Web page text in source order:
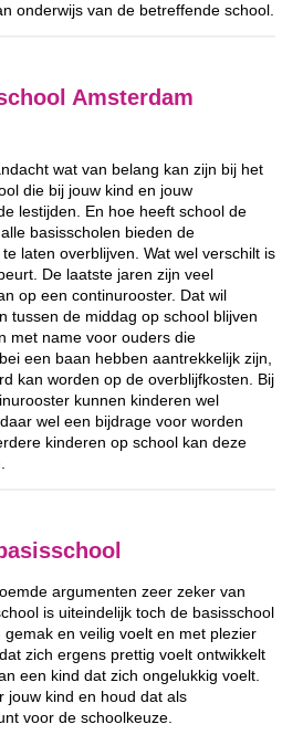
onderwijs van de betreffende school.
Amsterdam
wat van belang kan zijn bij het
die bij jouw kind en jouw
lestijden. En hoe heeft school de
basisscholen bieden de
laten overblijven. Wat wel verschilt is
De laatste jaren zijn veel
op een continurooster. Dat wil
tussen de middag op school blijven
met name voor ouders die
een baan hebben aantrekkelijk zijn,
kan worden op de overblijfkosten. Bij
kunnen kinderen wel
wel een bijdrage voor worden
kinderen op school kan deze
argumenten zeer zeker van
is uiteindelijk toch de basisschool
en veilig voelt en met plezier
zich ergens prettig voelt ontwikkelt
een kind dat zich ongelukkig voelt.
jouw kind en houd dat als
voor de schoolkeuze.